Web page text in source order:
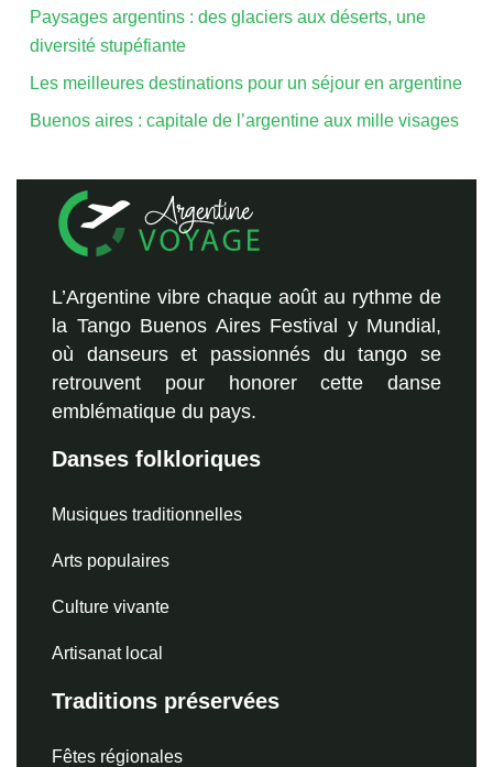
Paysages argentins : des glaciers aux déserts, une
diversité stupéfiante
Les meilleures destinations pour un séjour en argentine
Buenos aires : capitale de l’argentine aux mille visages
L’Argentine vibre chaque août au rythme de
la Tango Buenos Aires Festival y Mundial,
où danseurs et passionnés du tango se
retrouvent pour honorer cette danse
emblématique du pays.
Danses folkloriques
Musiques traditionnelles
Arts populaires
Culture vivante
Artisanat local
Traditions préservées
Fêtes régionales